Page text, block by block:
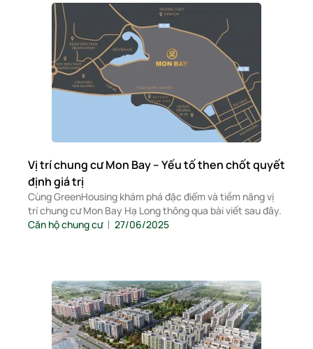
Vị trí chung cư Mon Bay – Yếu tố then chốt quyết
định giá trị
Cùng GreenHousing khám phá đặc điểm và tiềm năng vị
trí chung cư Mon Bay Hạ Long thông qua bài viết sau đây.
Căn hộ chung cư
27/06/2025